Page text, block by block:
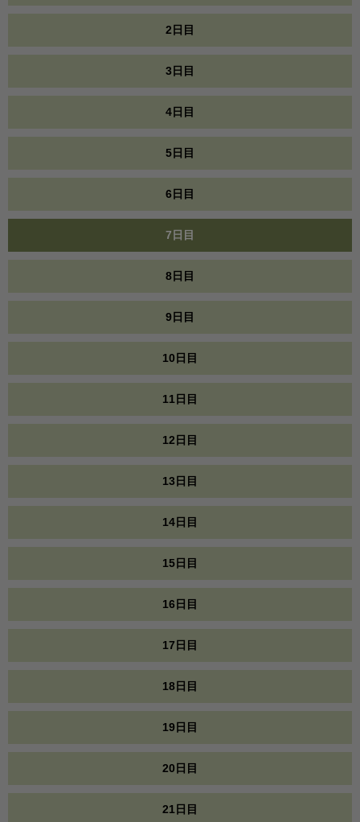
2日目
3日目
4日目
5日目
6日目
7日目
8日目
9日目
10日目
11日目
12日目
13日目
14日目
15日目
16日目
17日目
18日目
19日目
20日目
21日目